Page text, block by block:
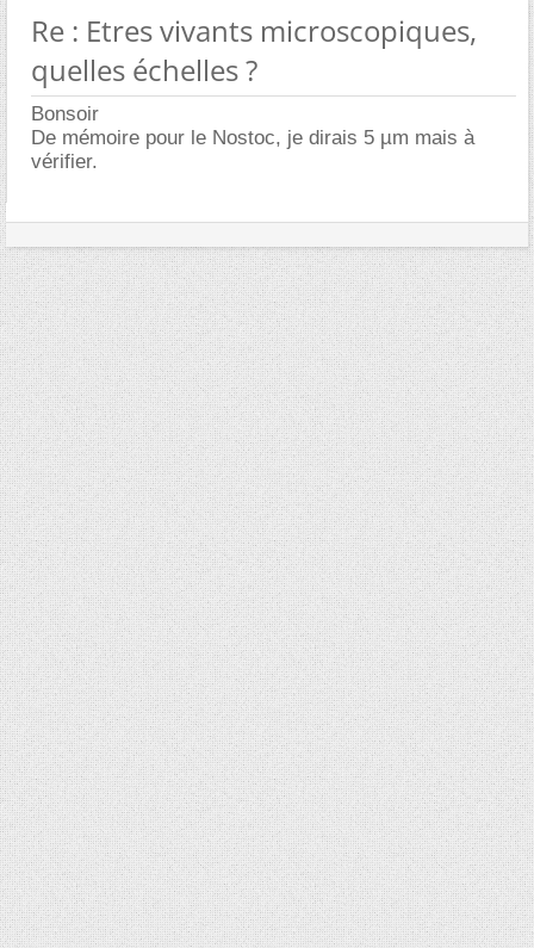
Re : Etres vivants microscopiques,
quelles échelles ?
Bonsoir
De mémoire pour le Nostoc, je dirais 5 µm mais à
vérifier.